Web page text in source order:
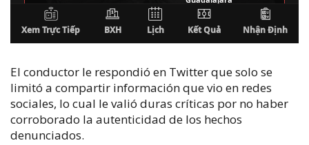
El conductor le respondió en Twitter que solo se
limitó a compartir información que vio en redes
sociales, lo cual le valió duras críticas por no haber
corroborado la autenticidad de los hechos
denunciados.